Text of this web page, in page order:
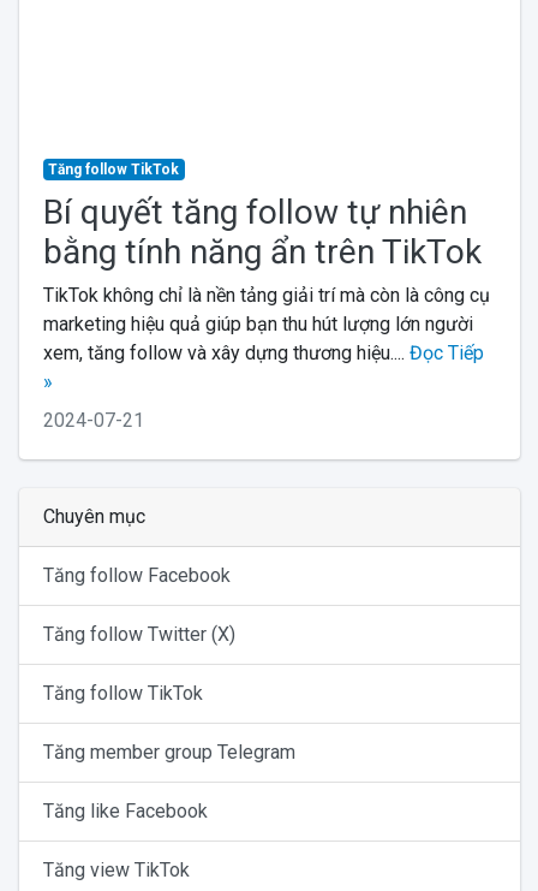
Tăng follow TikTok
Bí quyết tăng follow tự nhiên
bằng tính năng ẩn trên TikTok
TikTok không chỉ là nền tảng giải trí mà còn là công cụ
marketing hiệu quả giúp bạn thu hút lượng lớn người
xem, tăng follow và xây dựng thương hiệu.... Đọc Tiếp
»
2024-07-21
Chuyên mục
Tăng follow Facebook
Tăng follow Twitter (X)
Tăng follow TikTok
Tăng member group Telegram
Tăng like Facebook
Tăng view TikTok